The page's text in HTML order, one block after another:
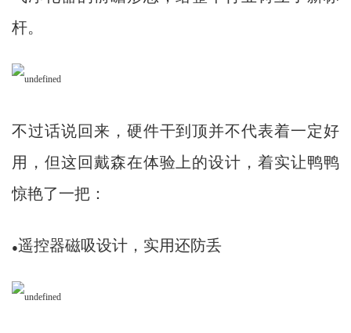
杆。
不过话说回来，硬件干到顶并不代表着一定好
用，但这回戴森在体验上的设计，着实让鸭鸭
惊艳了一把：
●遥控器磁吸设计，实用还防丢